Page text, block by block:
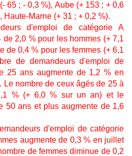
65 ; - 0,3 %), Aube (+ 153 ; + 0,6
Haute-Marne (+ 31 ; + 0,2 %).
d'emploi de catégorie A
2,0 % pour les hommes (+ 7,1
de 0,4 % pour les femmes (+ 6,1
de demandeurs d'emploi de
25 ans augmente de 1,2 % en
Le nombre de ceux âgés de 25 à
% (+ 6,0 % sur un an) et le
50 ans et plus augmente de 1,6
d'emploi de catégorie
augmente de 0,3 % en juillet
de femmes diminue de 0,2